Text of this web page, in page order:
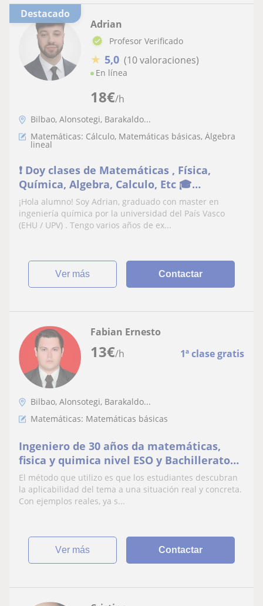
Destacado
18€/h
Adrian
Profesor Verificado
★ 5,0 (10 valoraciones)
En línea
Bilbao, Alonsotegi, Barakaldo...
Matemáticas: Cálculo, Matemáticas básicas, Álgebra
lineal
❗ Doy clases de Matemáticas , Física,
Química, Algebra, Calculo, Etc 🎓
Universidad / Bachi / E.S.O
¡Hola alumno! Soy Adrian, graduado con master en
ingeniería química por la universidad del País Vasco
(EHU / UPV) . Tengo varios años de ex...
ver más Contactar
13€/h 1ª clase gratis
Fabian Ernesto
Bilbao, Alonsotegi, Barakaldo...
Matemáticas: Matemáticas básicas
Ingeniero de 30 años da matemáticas,
fisica y quimica nivel ESO y Bachillerato
en Deusto, Bilbao
El método que utilizo es que los estudiantes descubran
la aplicabilidad del tema a una situación real y concreta.
Con ejemplos reales, ya s...
ver más Contactar